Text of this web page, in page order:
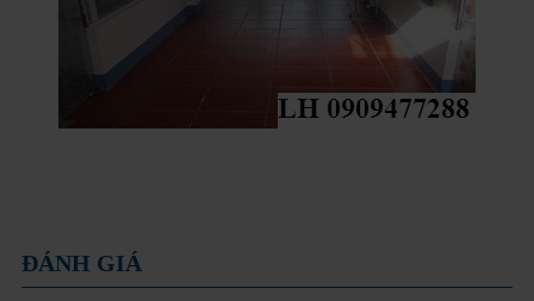
ĐÁNH GIÁ